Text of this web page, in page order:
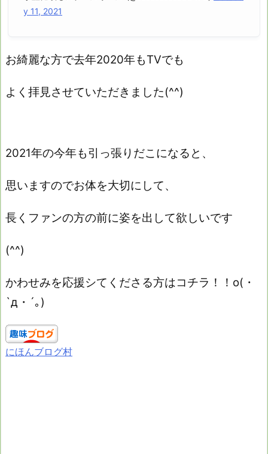
y 11, 2021
お綺麗な方で去年2020年もTVでも
よく拝見させていただきました(^^)
2021年の今年も引っ張りだこになると、
思いますのでお体を大切にして、
長くファンの方の前に姿を出して欲しいです
(^^)
かわせみを応援シてくださる方はコチラ！！o(・
`д・´｡)
にほんブログ村